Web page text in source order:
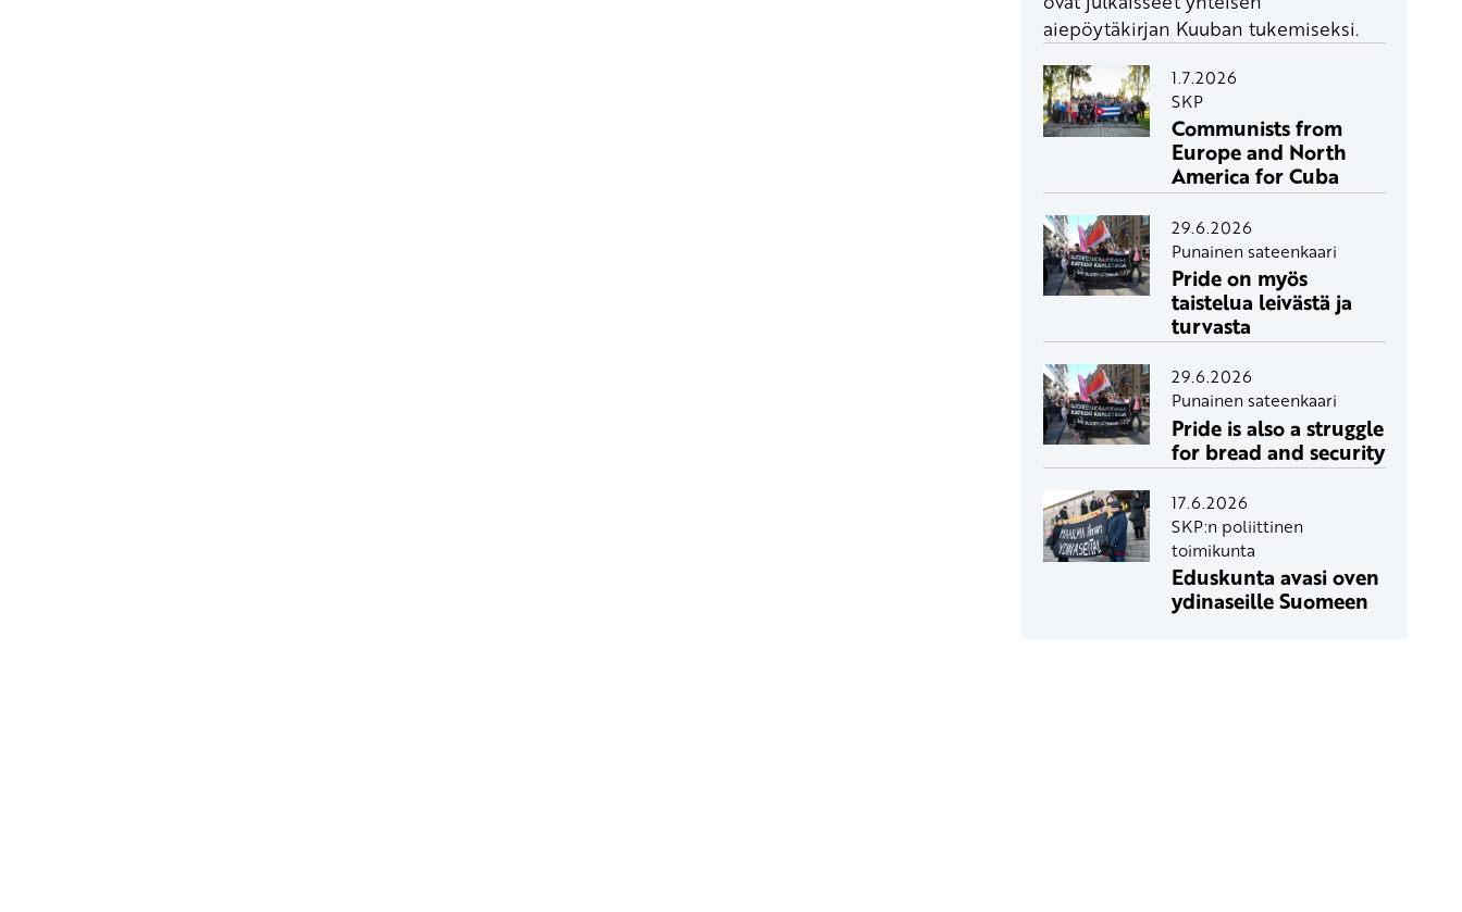
aiepöytäkirjan Kuuban tukemiseksi.
1.7.2026
SKP
Communists from
Europe and North
America for Cuba
29.6.2026
Punainen sateenkaari
Pride on myös
taistelua leivästä ja
turvasta
29.6.2026
Punainen sateenkaari
Pride is also a struggle
for bread and security
17.6.2026
SKP:n poliittinen
toimikunta
Eduskunta avasi oven
ydinaseille Suomeen